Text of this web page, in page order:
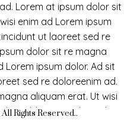
Lorem at ipsum dolor sit
enim ad Lorem ipsum
ut laoreet sed re
dolor sit re magna
Lorem ipsum dolor. Ad sit
sed re doloreenim ad.
aliquam erat. Ut wisi
sit nibh euismod tincidunt
Rights Reserved..